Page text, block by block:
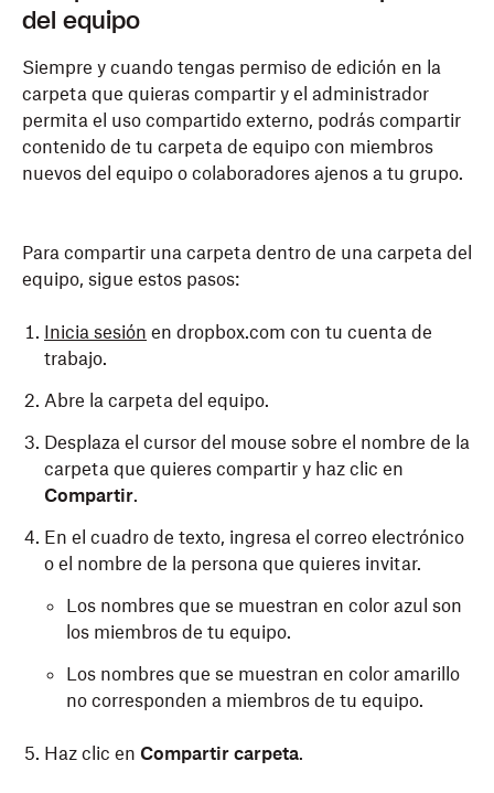
del equipo
Siempre y cuando tengas permiso de edición en la
carpeta que quieras compartir y el administrador
permita el uso compartido externo, podrás compartir
contenido de tu carpeta de equipo con miembros
nuevos del equipo o colaboradores ajenos a tu grupo.
Para compartir una carpeta dentro de una carpeta del
equipo, sigue estos pasos:
Inicia sesión en dropbox.com con tu cuenta de
trabajo.
Abre la carpeta del equipo.
Desplaza el cursor del mouse sobre el nombre de la
carpeta que quieres compartir y haz clic en
Compartir.
En el cuadro de texto, ingresa el correo electrónico
o el nombre de la persona que quieres invitar.
Los nombres que se muestran en color azul son
los miembros de tu equipo.
Los nombres que se muestran en color amarillo
no corresponden a miembros de tu equipo.
Haz clic en Compartir carpeta.